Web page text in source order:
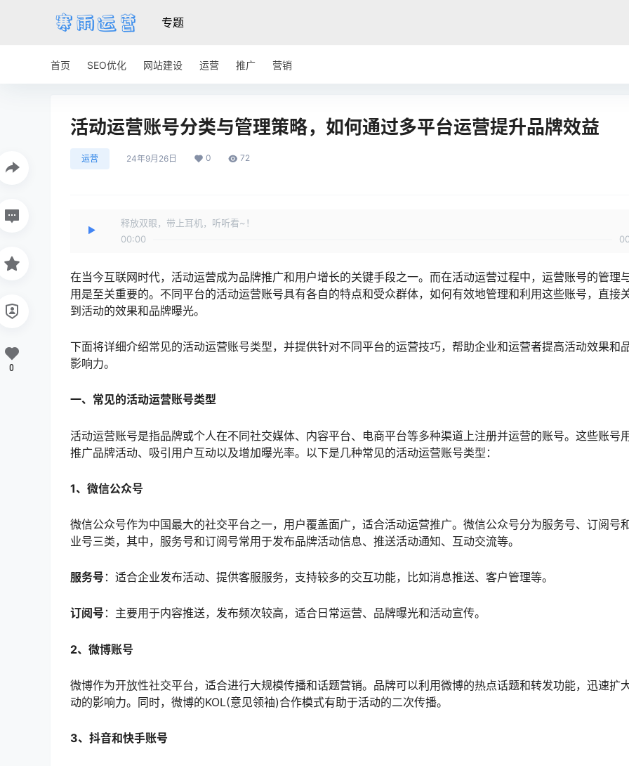
专题
首页 SEO优化 网站建设 运营 推广 营销
活动运营账号分类与管理策略，如何通过多平台运营提升品牌效益
运营 24年9月26日 0 72
释放双眼，带上耳机，听听看~！
00:00
在当今互联网时代，活动运营成为品牌推广和用户增长的关键手段之一。而在活动运营过程中，运营账号的管理
用是至关重要的。不同平台的活动运营账号具有各自的特点和受众群体，如何有效地管理和利用这些账号，直接
到活动的效果和品牌曝光。
下面将详细介绍常见的活动运营账号类型，并提供针对不同平台的运营技巧，帮助企业和运营者提高活动效果和
影响力。
一、常见的活动运营账号类型
活动运营账号是指品牌或个人在不同社交媒体、内容平台、电商平台等多种渠道上注册并运营的账号。这些账号
推广品牌活动、吸引用户互动以及增加曝光率。以下是几种常见的活动运营账号类型：
1、微信公众号
微信公众号作为中国最大的社交平台之一，用户覆盖面广，适合活动运营推广。微信公众号分为服务号、订阅号
业号三类，其中，服务号和订阅号常用于发布品牌活动信息、推送活动通知、互动交流等。
服务号 ：适合企业发布活动、提供客服服务，支持较多的交互功能，比如消息推送、客户管理等。
订阅号 ：主要用于内容推送，发布频次较高，适合日常运营、品牌曝光和活动宣传。
2、微博账号
微博作为开放性社交平台，适合进行大规模传播和话题营销。品牌可以利用微博的热点话题和转发功能，迅速扩
动的影响力。同时，微博的KOL(意见领袖)合作模式有助于活动的二次传播。
3、抖音和快手账号
0